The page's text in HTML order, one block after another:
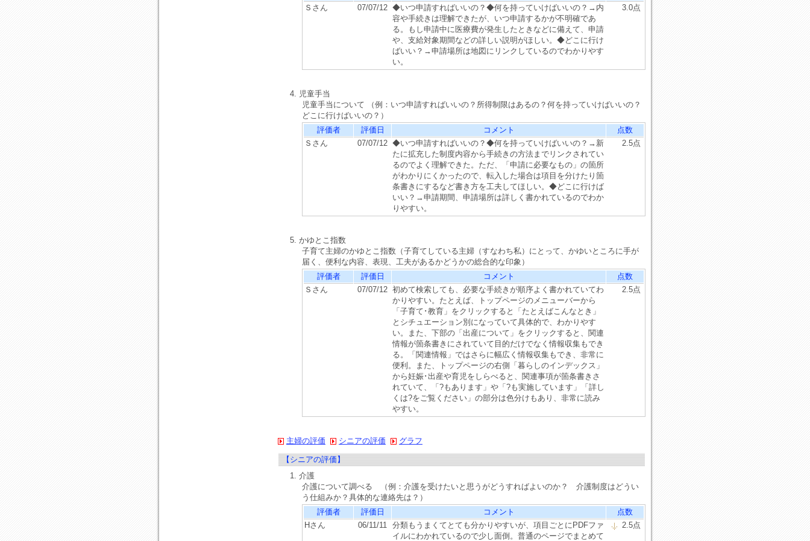
Ｓさん
07/07/12 ◆いつ申請すればいいの？◆何を持っていけばいいの？→内
容や手続きは理解できたが、いつ申請するかが不明確であ
る。もし申請中に医療費が発生したときなどに備えて、申請
や、支給対象期間などの詳しい説明がほしい。◆どこに行け
ばいい？→申請場所は地図にリンクしているのでわかりやす
い。
3.0点
4. 児童手当
児童手当について （例：いつ申請すればいいの？所得制限はあるの？何を持っていけばいいの？
どこに行けばいいの？）
評価者
評価日 コメント
点数
Ｓさん
07/07/12 ◆いつ申請すればいいの？◆何を持っていけばいいの？→新
たに拡充した制度内容から手続きの方法までリンクされてい
るのでよく理解できた。ただ、「申請に必要なもの」の箇所
がわかりにくかったので、転入した場合は項目を分けたり箇
条書きにするなど書き方を工夫してほしい。◆どこに行けば
いい？→申請期間、申請場所は詳しく書かれているのでわか
りやすい。
2.5点
5. かゆとこ指数
子育て主婦のかゆとこ指数（子育てしている主婦（すなわち私）にとって、かゆいところに手が
届く、便利な内容、表現、工夫があるかどうかの総合的な印象）
評価者
評価日 コメント
点数
Ｓさん
07/07/12 初めて検索しても、必要な手続きが順序よく書かれていてわ
かりやすい。たとえば、トップページのメニューバーから
「子育て･教育」をクリックすると「たとえばこんなとき」
とシチュエーション別になっていて具体的で、わかりやす
い。また、下部の「出産について」をクリックすると、関連
情報が箇条書きにされていて目的だけでなく情報収集もでき
る。「関連情報」ではさらに幅広く情報収集もでき、非常に
便利。また、トップページの右側「暮らしのインデックス」
から妊娠･出産や育児をしらべると、関連事項が箇条書きさ
れていて、「?もあります」や「?も実施しています」「詳し
くは?をご覧ください」の部分は色分けもあり、非常に読み
やすい。
2.5点
主婦の評価 シニアの評価 グラフ
【シニアの評価】
1. 介護
介護について調べる （例：介護を受けたいと思うがどうすればよいのか？ 介護制度はどうい
う仕組みか？具体的な連絡先は？）
評価者
評価日 コメント
点数
Hさん
06/11/11 分類もうまくてとても分かりやすいが、項目ごとにPDFファ
イルにわかれているので少し面倒。普通のページでまとめて
2.5点